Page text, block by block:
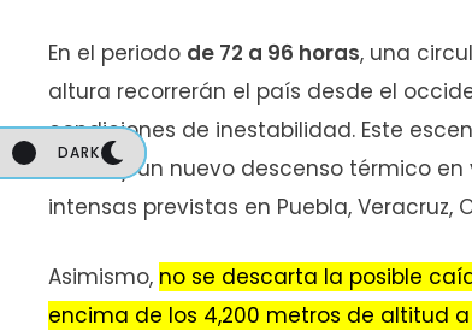
DARK
DARK
En el periodo de 72 a 96 horas, una
altura recorrerán el país desde el
condiciones de inestabilidad. Este
viento y un nuevo descenso térmico
intensas previstas en Puebla, Veracruz,
Asimismo, no se descarta la posible
encima de los 4,200 metros de altitud